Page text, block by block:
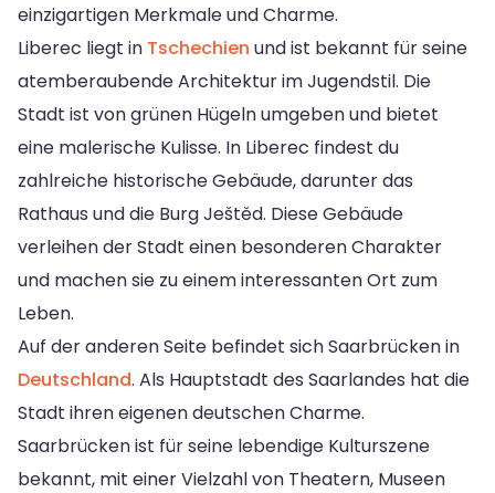
einzigartigen Merkmale und Charme.
Liberec liegt in Tschechien und ist bekannt für seine
atemberaubende Architektur im Jugendstil. Die
Stadt ist von grünen Hügeln umgeben und bietet
eine malerische Kulisse. In Liberec findest du
zahlreiche historische Gebäude, darunter das
Rathaus und die Burg Ještěd. Diese Gebäude
verleihen der Stadt einen besonderen Charakter
und machen sie zu einem interessanten Ort zum
Leben.
Auf der anderen Seite befindet sich Saarbrücken in
Deutschland. Als Hauptstadt des Saarlandes hat die
Stadt ihren eigenen deutschen Charme.
Saarbrücken ist für seine lebendige Kulturszene
bekannt, mit einer Vielzahl von Theatern, Museen